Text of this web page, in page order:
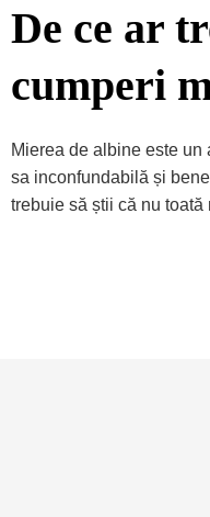
De ce ar
cumperi
Mierea de albine este
sa inconfundabilă și
trebuie să știi că nu